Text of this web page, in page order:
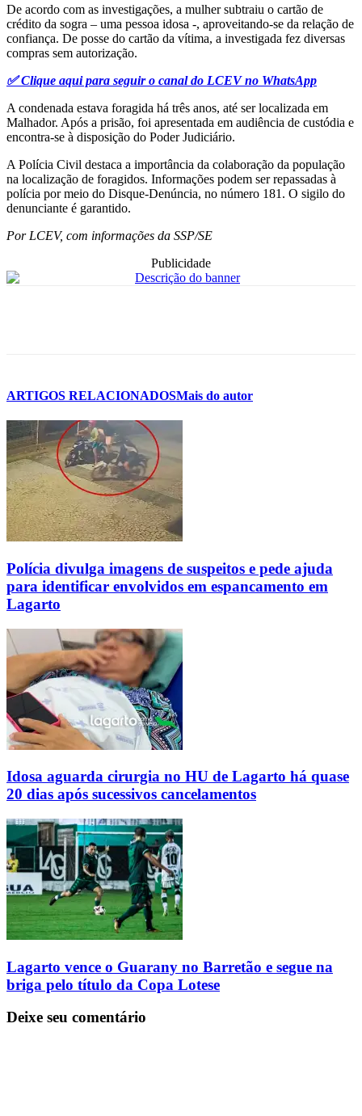
De acordo com as investigações, a mulher subtraiu o cartão de
crédito da sogra – uma pessoa idosa -, aproveitando-se da relação de
confiança. De posse do cartão da vítima, a investigada fez diversas
compras sem autorização.
✅ Clique aqui para seguir o canal do LCEV no WhatsApp
A condenada estava foragida há três anos, até ser localizada em
Malhador. Após a prisão, foi apresentada em audiência de custódia e
encontra-se à disposição do Poder Judiciário.
A Polícia Civil destaca a importância da colaboração da população
na localização de foragidos. Informações podem ser repassadas à
polícia por meio do Disque-Denúncia, no número 181. O sigilo do
denunciante é garantido.
Por LCEV, com informações da SSP/SE
Publicidade
ARTIGOS RELACIONADOSMais do autor
Polícia divulga imagens de suspeitos e pede ajuda
para identificar envolvidos em espancamento em
Lagarto
Idosa aguarda cirurgia no HU de Lagarto há quase
20 dias após sucessivos cancelamentos
Lagarto vence o Guarany no Barretão e segue na
briga pelo título da Copa Lotese
Deixe seu comentário